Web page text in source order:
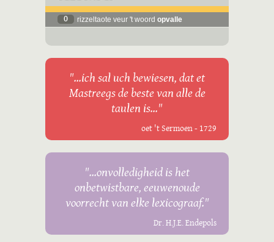
0 rizzeltaote veur 't woord opvalle
"...ich sal uch bewiesen, dat et
Mastreegs de beste van alle de
taulen is..."
oet 't Sermoen - 1729
"...onvolledigheid is het
onbetwistbare, eeuwenoude
voorrecht van elke lexicograaf."
Dr. H.J.E. Endepols